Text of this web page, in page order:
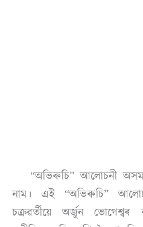
“অভিৰুচি” আলোচনী
নাম। এই “অভিৰুচি”
চক্ৰৱৰ্তীয়ে অৰ্জুন